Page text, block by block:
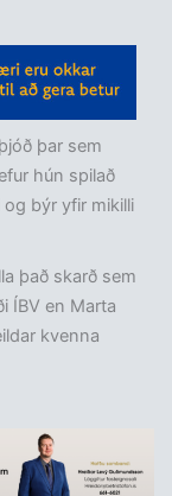
þar sem
hún spilað
og býr yfir mikilli
það skarð sem
ÍBV en Marta
kvenna